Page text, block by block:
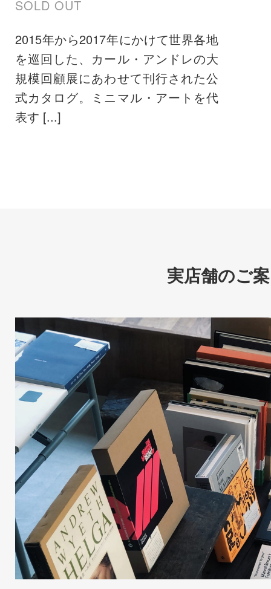
SOLD OUT
2015年から2017年にかけて世界各地
を巡回した、カール・アンドレの大
規模回顧展にあわせて刊行された公
式カタログ。ミニマル・アートを代
表す [...]
実店舗のご